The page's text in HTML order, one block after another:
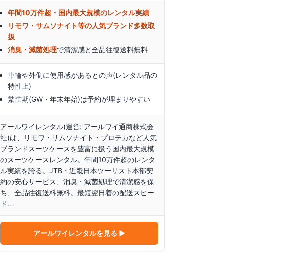
年間10万件超・国内最大規模のレンタル実績
リモワ・サムソナイト等の人気ブランド多数取
扱
消臭・滅菌処理で清潔感と全品往復送料無料
車輪や外側に使用感があるとの声(レンタル品の
特性上)
繁忙期(GW・年末年始)は予約が埋まりやすい
アールワイレンタル(運営: アールワイ通商株式会
社)は、リモワ・サムソナイト・プロテカなど人気
ブランドスーツケースを豊富に扱う国内最大規模
のスーツケースレンタル。年間10万件超のレンタ
ル実績を誇る。JTB・近畿日本ツーリスト本部契
約の安心サービス、消臭・滅菌処理で清潔感を保
ち、全品往復送料無料。最短翌日着の配送スピー
ド…
アールワイレンタルを見る ▶